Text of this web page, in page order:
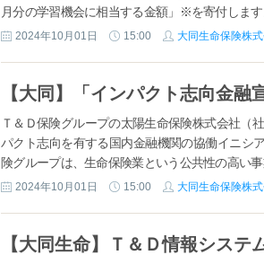
月分の学習機会に相当する金額」※を寄付しま
2024年10月01日 15:00 大同生命保険株
【大同】「インパクト志向金融
Ｔ＆Ｄ保険グループの太陽生命保険株式会社
パクト志向を有する国内金融機関の協働イニシ
険グループは、生命保険業という公共性の高い事
2024年10月01日 15:00 大同生命保険株
【大同生命】Ｔ＆Ｄ情報シス